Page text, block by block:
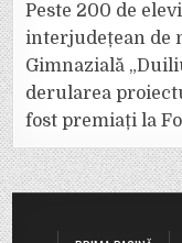
Peste 200 de
interjudețean de
Gimnazială
derularea
fost premiați la